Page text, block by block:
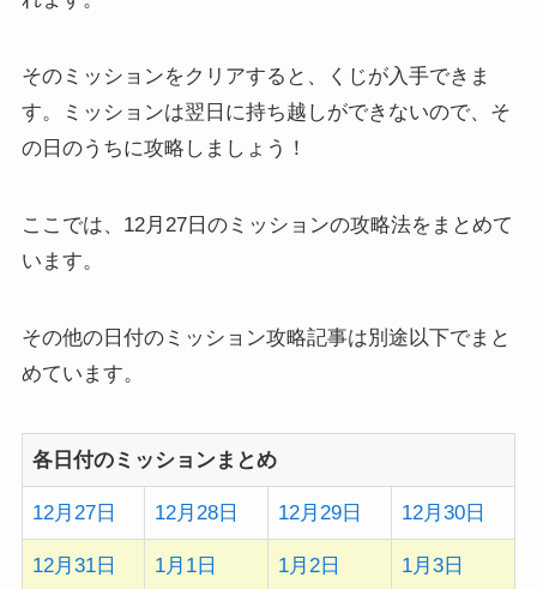
そのミッションをクリアすると、くじが入手できま
す。ミッションは翌日に持ち越しができないので、そ
の日のうちに攻略しましょう！
ここでは、12月27日のミッションの攻略法をまとめて
います。
その他の日付のミッション攻略記事は別途以下でまと
めています。
各日付のミッションまとめ
12月27日 12月28日 12月29日 12月30日
12月31日 1月1日 1月2日 1月3日